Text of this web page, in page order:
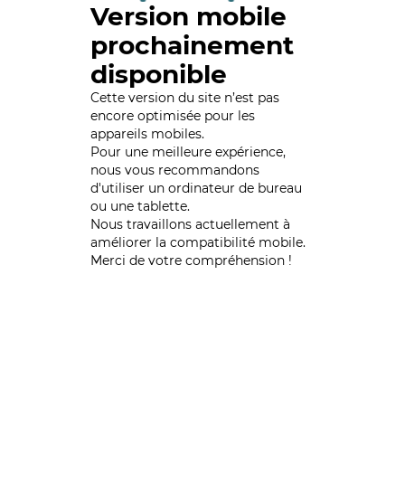
Version mobile
prochainement
disponible
Cette version du site n’est pas
encore optimisée pour les
appareils mobiles.
Pour une meilleure expérience,
nous vous recommandons
d'utiliser un ordinateur de bureau
ou une tablette.
Nous travaillons actuellement à
améliorer la compatibilité mobile.
Merci de votre compréhension !